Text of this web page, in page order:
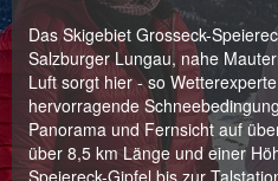
Das Skigebiet Grosseck-
Salzburger Lungau, nahe
Luft sorgt hier - so
hervorragende
Panorama und Fernsicht auf
über 8,5 km Länge und einer
Speiereck-Gipfel bis zur